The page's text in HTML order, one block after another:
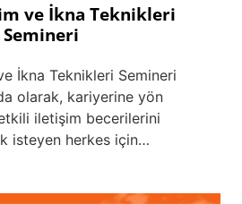
ve İkna Teknikleri
Semineri
İkna Teknikleri Semineri
olarak, kariyerine yön
iletişim becerilerini
isteyen herkes için…